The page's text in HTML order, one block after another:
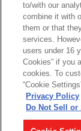
ウェブサイトご
個人情報保護方
to/with our
combine it with
them or that
services.
users under 16
Cookies” if you
cookies. To
“Cookie
Privacy Policy
Do Not Sell